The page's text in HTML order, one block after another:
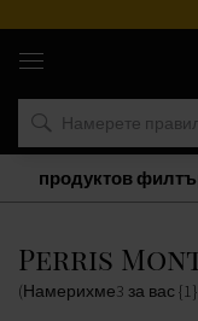
Марки
Perris
Perris
(Намерихме3 за вас
продуктов